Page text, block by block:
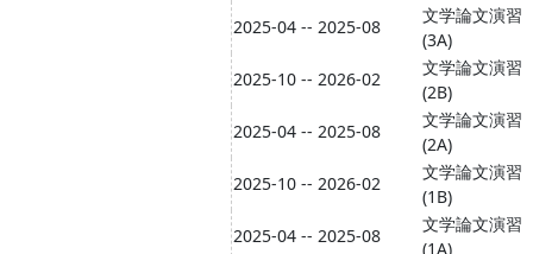
2025-04 -- 2025-08
文学論文演習
(3A)
2025-10 -- 2026-02
文学論文演習
(2B)
2025-04 -- 2025-08
文学論文演習
(2A)
2025-10 -- 2026-02
文学論文演習
(1B)
2025-04 -- 2025-08
文学論文演習
(1A)